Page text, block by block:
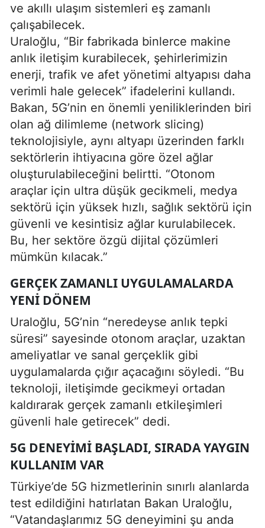
ve akıllı ulaşım sistemleri eş zamanlı
çalışabilecek.
Uraloğlu, “Bir fabrikada binlerce makine
anlık iletişim kurabilecek, şehirlerimizin
enerji, trafik ve afet yönetimi altyapısı daha
verimli hale gelecek” ifadelerini kullandı.
Bakan, 5G’nin en önemli yeniliklerinden biri
olan ağ dilimleme (network slicing)
teknolojisiyle, aynı altyapı üzerinden farklı
sektörlerin ihtiyacına göre özel ağlar
oluşturulabileceğini belirtti. “Otonom
araçlar için ultra düşük gecikmeli, medya
sektörü için yüksek hızlı, sağlık sektörü için
güvenli ve kesintisiz ağlar kurulabilecek.
Bu, her sektöre özgü dijital çözümleri
mümkün kılacak.”
GERÇEK ZAMANLI UYGULAMALARDA
YENI DÖNEM
Uraloğlu, 5G’nin “neredeyse anlık tepki
süresi” sayesinde otonom araçlar, uzaktan
ameliyatlar ve sanal gerçeklik gibi
uygulamalarda çığır açacağını söyledi. “Bu
teknoloji, iletişimde gecikmeyi ortadan
kaldırarak gerçek zamanlı etkileşimleri
güvenli hale getirecek” dedi.
5G DENEYIMI BAŞLADI, SIRADA YAYGIN
KULLANIM VAR
Türkiye’de 5G hizmetlerinin sınırlı alanlarda
test edildiğini hatırlatan Bakan Uraloğlu,
“Vatandaşlarımız 5G deneyimini şu anda